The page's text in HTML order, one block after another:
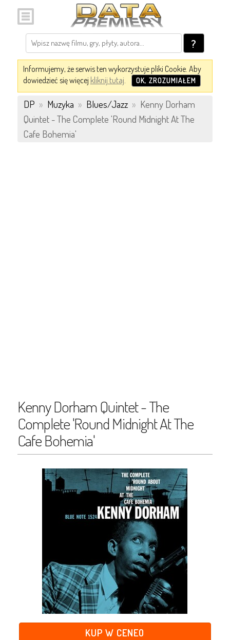
?
Informujemy, że serwis ten wykorzystuje pliki Cookie. Aby
dowiedzieć się więcej kliknij tutaj. OK, ZROZUMIAŁEM
DP » Muzyka » Blues/Jazz » Kenny Dorham
Quintet - The Complete 'Round Midnight At The
Cafe Bohemia'
Kenny Dorham Quintet - The
Complete 'Round Midnight At The
Cafe Bohemia'
KUP W CENEO